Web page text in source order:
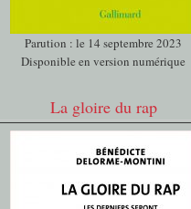
Parution : le 14 septembre 2023
Disponible en version numérique
La gloire du rap